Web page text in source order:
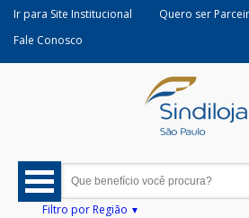
Ir para Site Institucional Quero ser
Fale Conosco
Filtro por Região